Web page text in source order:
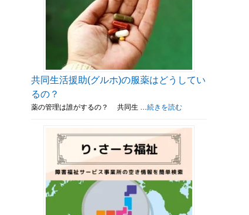
共同生活援助(グルホ)の服薬はどうしてい
るの？
薬の管理は誰がするの？ 共同生 … 続きを読む